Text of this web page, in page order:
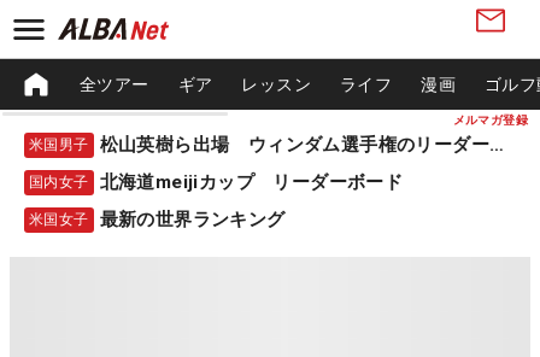
メルマガ登録
全ツアー ギア レッスン ライフ 漫画 ゴル
米国男子 松山英樹ら出場 ウィンダム選手権のリーダーボード
国内女子 北海道meijiカップ リーダーボード
米国女子 最新の世界ランキング